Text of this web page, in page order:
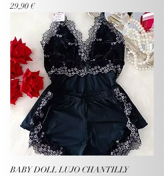
Precio
29,90 €
BABY DOLL LUJO CHANTILLY